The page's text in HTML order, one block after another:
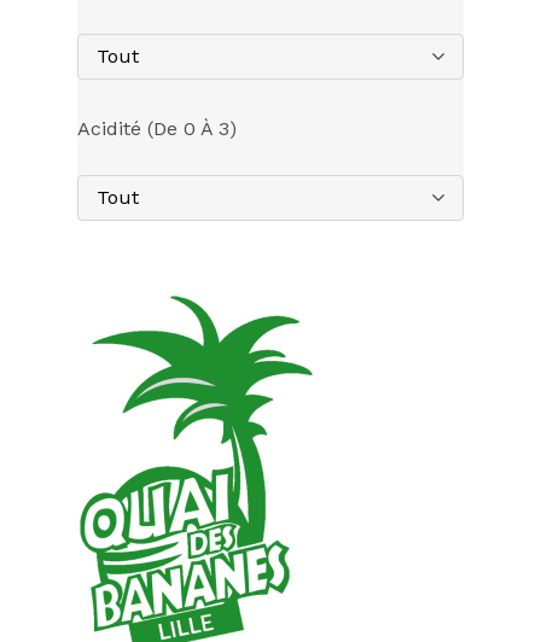
Tout
Acidité (de 0 À 3)
Tout